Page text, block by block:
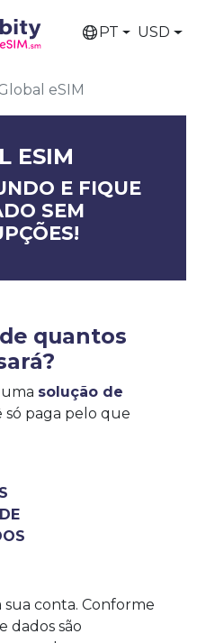
PT USD
eSIM
ESIM
E FIQUE
SEM
quantos
solução de
só paga pelo que
sua conta. Conforme
dados são